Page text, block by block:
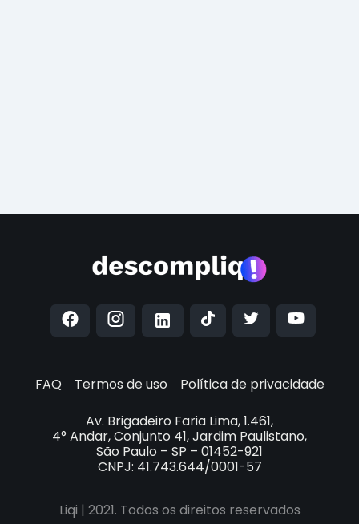
FAQ Termos de uso
Política de privacidade
Av. Brigadeiro Faria Lima, 1.461,
4° Andar, Conjunto 41, Jardim Paulistano,
São Paulo – SP – 01452-921
CNPJ: 41.743.644/0001-57
Liqi | 2021. Todos os direitos reservados